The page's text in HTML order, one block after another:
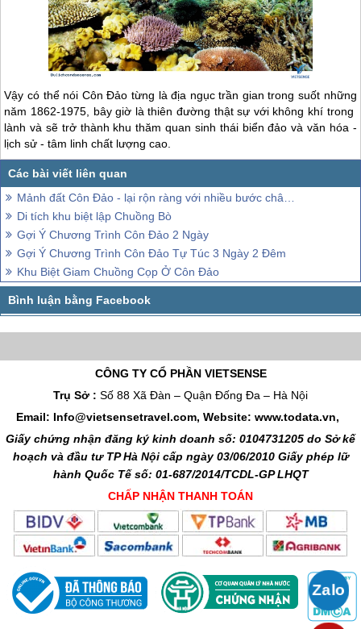
Vậy có thể nói Côn Đảo từng là địa ngục trần gian trong suốt những
năm 1862-1975, bây giờ là thiên đường thật sự với không khí trong
lành và sẽ trở thành khu thăm quan sinh thái biển đảo và văn hóa -
lịch sử - tâm linh chất lượng cao.
Mảnh đất Côn Đảo - lại rộn ràng với nhiều bước chân quay lại trong ngày lễ Quốc khánh mùng 2 tháng 9,
Di tích khu biệt lập Chuồng Bò
Gợi Ý Chương Trình Côn Đảo 2 Ngày
Gợi Ý Chương Trình Côn Đảo Tự Túc 3 Ngày 2 Đêm
Khu Biệt Giam Chuồng Cọp Ở Côn Đảo
CÔNG TY CỔ PHẦN VIETSENSE
Trụ Sở : Số 88 Xã Đàn – Quận Đống Đa – Hà Nội
Email: Info@vietsensetravel.com, Website: www.todata.vn,
Giấy chứng nhận đăng ký kinh doanh số: 0104731205 do Sở kế
hoạch và đầu tư TP Hà Nội cấp ngày 03/06/2010 Giấy phép lữ
hành Quốc Tế số: 01-687/2014/TCDL-GP LHQT
CHẤP NHẬN THANH TOÁN